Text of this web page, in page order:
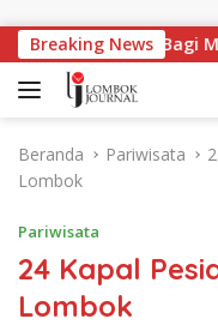
Breaking News
Kerja Bagi
Beranda Pariwisata
Lombok
Pariwisata
24 Kapal
Lombok